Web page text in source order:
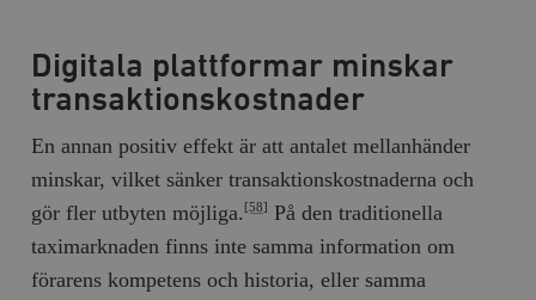
Digitala plattformar minskar
transaktionskostnader
En annan positiv effekt är att antalet mellanhänder
minskar, vilket sänker transaktionskostnaderna och
gör fler utbyten möjliga. [58] På den traditionella
taximarknaden finns inte samma information om
förarens kompetens och historia, eller samma